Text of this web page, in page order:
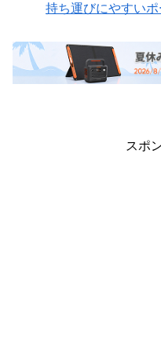
持ち運びにやすいポ
スポ